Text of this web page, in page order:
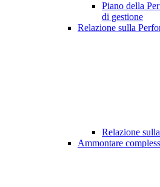
Piano della
di gestione
Relazione sulla
Relazione
Ammontare